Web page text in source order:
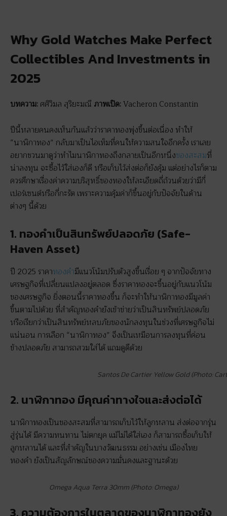
Why Gold Watches Make Perfect
Collectibles And Investments in
2025
บทความ: ศศิวิมล สุริยะมณี ภาพเปิด:Vacheron Constantin
ปีนี้หลายคนคงเห็นกันแล้วว่าราคาทองพุ่งขึ้นต่อเนื่อง ทำให้
“นาฬิกาทอง” กลับมาเป็นไอเท็มที่คนให้ความสนใจอีกครั้ง เราเลย
อยากชวนมาดูว่าทำไมนาฬิกาทองถึงกลายเป็นอีกหนึ่งของสะสมที่
น่าลงทุน จะซื้อไว้ใส่เองก็ดี หรือเก็บไว้ส่งต่อก็ยังคุ้ม แต่อย่างไรก็ตาม
ควรศึกษาเรื่องค่าความบริสุทธิ์ของทองให้ละเอียดถี่ถ้วนด้วยว่ามีกี่
เปอร์เซนต์หรือกี่กะรัต เพราะความคุ้มค่าก็ขึ้นอยู่กับปัจจัยในด้าน
ต่างๆ นี้ด้วย
1. ทองคำเป็นสินทรัพย์ปลอดภัย (Safe-
Haven Asset)
ปี 2025 ราคาทองคำมีแนวโน้มปรับตัวสูงขึ้นเรื่อย ๆ จากปัจจัยทาง
เศรษฐกิจที่เปลี่ยนแปลงอยู่ตลอด ซึ่งราคาทองจะขึ้นอยู่กับแนวโน้ม
ของเศรษฐกิจ ยิ่งตอนนี้ราคาทองขึ้น ก็จะทำให้นาฬิกาทองมีมูลค่า
ขึ้นตามไปด้วย ที่สำคัญทองคำยังเข้าข่ายว่าเป็นสินทรัพย์ปลอดภัย
หรือเรียกว่าเป็นสินทรัพย์หลบภัยของนักลงทุนในช่วงที่เศรษฐกิจไม่
แน่นอน การเลือก “นาฬิกาทอง” จึงเป็นเหมือนการลงทุนที่ค่อน
ข้างปลอดภัย สามารถสวมใส่ได้ แถมดูดีด้วย
Santos De Cartier Yellow Gold (Photo:
2. นาฬิกาทอง มีคุณค่าทางใจและส่งต่อได้
นาฬิกาทองเป็นของสะสมที่สามารถเก็บไว้ให้ลูกหลาน ส่งต่อจากรุ่น
สู่รุ่นได้ มีความทนทาน ไม่ตกยุค แม้ไม่ได้ใส่เอง ก็สามารถซื้อเก็บให้
ลูกหลานได้ และที่สำคัญในบางวัฒนธรรม อย่างเช่น เมืองไทย
ทองคำ ยังเป็นสัญลักษณ์ของความมั่นคงและฐานะด้วย
Omega Aqua Terra 30mm (Photo: Omega)
3. ความต้องการในตลาดของนาฬิกาทองยัง